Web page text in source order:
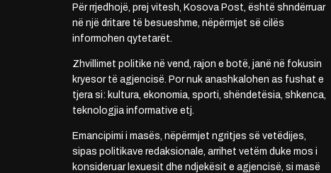
Për rrjedhojë, prej vitesh, Kosova Post, është shndërruar
në një dritare të besueshme, nëpërmjet së cilës
informohen qytetarët.
Zhvillimet politike në vend, rajon e botë, janë në fokusin
kryesor të agjencisë. Por nuk anashkalohen as fushat e
tjera si: kultura, ekonomia, sporti, shëndetësia, shkenca,
teknologjia informative etj.
Emancipimi i masës, nëpërmjet ngritjes së vetëdijes,
sipas politikave redaksionale, arrihet vetëm duke mos i
konsideruar lexuesit dhe ndjekësit e agjencisë, si masë